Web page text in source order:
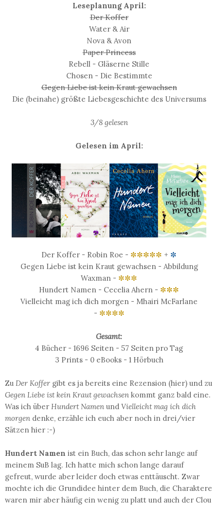
Leseplanung April:
Der Koffer
Water & Air
Nova & Avon
Paper Princess
Rebell - Gläserne Stille
Chosen - Die Bestimmte
Gegen Liebe ist kein Kraut gewachsen
Die (beinahe) größte Liebesgeschichte des Universums
3/8 gelesen
Gelesen im April:
Der Koffer - Robin Roe - ✼✼✼✼✼ + ✼
Gegen Liebe ist kein Kraut gewachsen - Abbildung
Waxman - ✼✼✼
Hundert Namen - Cecelia Ahern - ✼✼✼
Vielleicht mag ich dich morgen - Mhairi McFarlane
- ✼✼✼✼
Gesamt:
4 Bücher - 1696 Seiten - 57 Seiten pro Tag
3 Prints - 0 eBooks - 1 Hörbuch
Zu Der Koffer gibt es ja bereits eine Rezension (hier) und zu
Gegen Liebe ist kein Kraut gewachsen kommt ganz bald eine.
Was ich über Hundert Namen und Vielleicht mag ich dich
morgen denke, erzähle ich euch aber noch in drei/vier
Sätzen hier :-)
Hundert Namen ist ein Buch, das schon sehr lange auf
meinem SuB lag. Ich hatte mich schon lange darauf
gefreut, wurde aber leider doch etwas enttäuscht. Zwar
mochte ich die Grundidee hinter dem Buch, die Charaktere
waren mir aber häufig ein wenig zu platt und auch der Clou